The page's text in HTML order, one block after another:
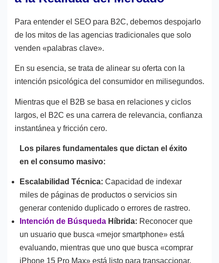
Para entender el SEO para B2C, debemos despojarlo
de los mitos de las agencias tradicionales que solo
venden «palabras clave».
En su esencia, se trata de alinear su oferta con la
intención psicológica del consumidor en milisegundos.
Mientras que el B2B se basa en relaciones y ciclos
largos, el B2C es una carrera de relevancia, confianza
instantánea y fricción cero.
Los pilares fundamentales que dictan el éxito
en el consumo masivo:
Escalabilidad Técnica: Capacidad de indexar
miles de páginas de productos o servicios sin
generar contenido duplicado o errores de rastreo.
Intención de Búsqueda Híbrida: Reconocer que
un usuario que busca «mejor smartphone» está
evaluando, mientras que uno que busca «comprar
iPhone 15 Pro Max» está listo para transaccionar.